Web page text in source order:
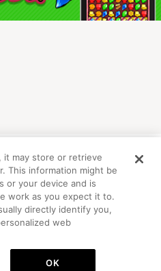
Settings
it may store or retrieve
This information might be
or your device and is
work as you expect it to.
directly identify you,
web
OK